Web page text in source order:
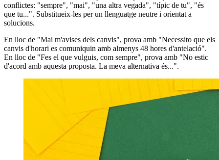
conflictes: "sempre", "mai", "una altra vegada", "típic de tu", "és
que tu...". Substitueix-les per un llenguatge neutre i orientat a
solucions.
En lloc de "Mai m'avises dels canvis", prova amb "Necessito que els
canvis d'horari es comuniquin amb almenys 48 hores d'antelació".
En lloc de "Fes el que vulguis, com sempre", prova amb "No estic
d'acord amb aquesta proposta. La meva alternativa és...".